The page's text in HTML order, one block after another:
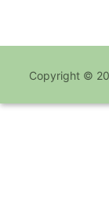
Copyright ©